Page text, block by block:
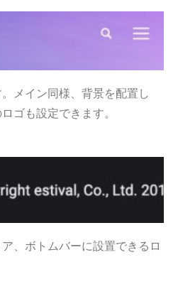
メイン同様、背景を配置し
ゴも設定できます。
、ボトムバーに設置できるロ